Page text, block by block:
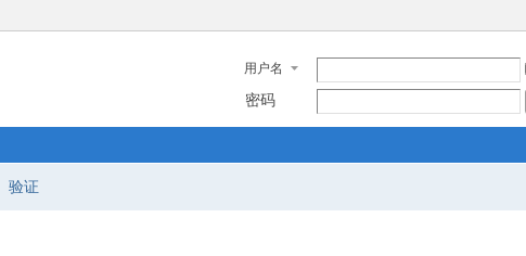
用户名
密码
验证